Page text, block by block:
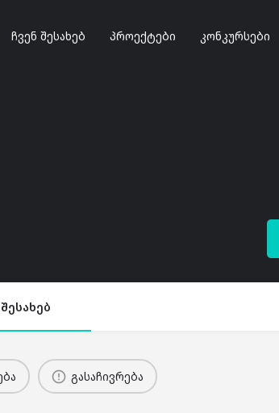
ჩვენ შესახებ პროექტები კონკურსები
გასაჩივრება